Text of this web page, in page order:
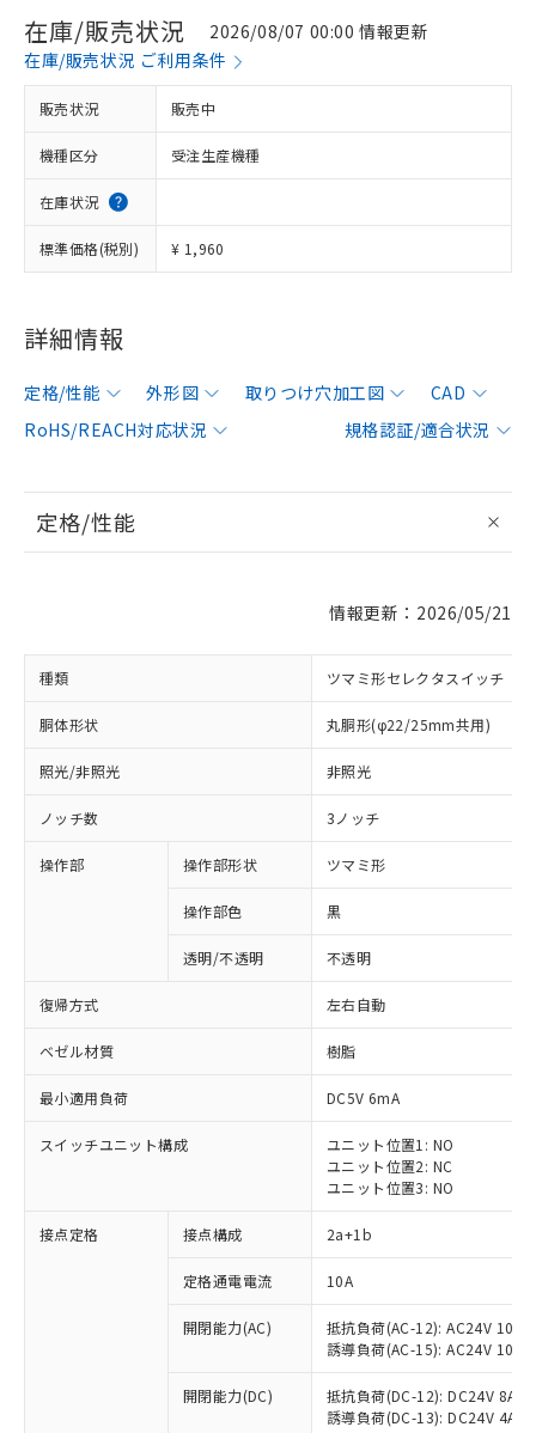
在庫/販売状況
2026/08/07 00:00 情報更新
在庫/販売状況 ご利用条件
販売状況 販売中
機種区分 受注生産機種
在庫状況
標準価格(税別) ¥ 1,960
詳細情報
定格/性能 外形図 取りつけ穴加工図
CAD
RoHS/REACH対応状況
規格認証/適合状況
定格/性能
情報更新：2026/05/21
種類 ツマミ形セレクタスイッチ
胴体形状 丸胴形(φ22/25mm共用)
照光/非照光 非照光
ノッチ数 3ノッチ
操作部 操作部形状 ツマミ形
操作部色 黒
透明/不透明 不透明
復帰方式 左右自動
ベゼル材質 樹脂
最小適用負荷 DC5V 6mA
スイッチユニット構成
ユニット位置1: NO
ユニット位置2: NC
ユニット位置3: NO
接点定格 接点構成 2a+1b
定格通電電流 10A
開閉能力(AC)
抵抗負荷(AC-12): AC24V 10A/
誘導負荷(AC-15): AC24V
開閉能力(DC)
抵抗負荷(DC-12): DC24V 8A/
誘導負荷(DC-13): DC24V 4A/
ご利用条件
対応済み：EU RoHS指令（10物質）の
非含有に対応した製品が提供可能な商品で
有に対応した製品に切り替える予定のある